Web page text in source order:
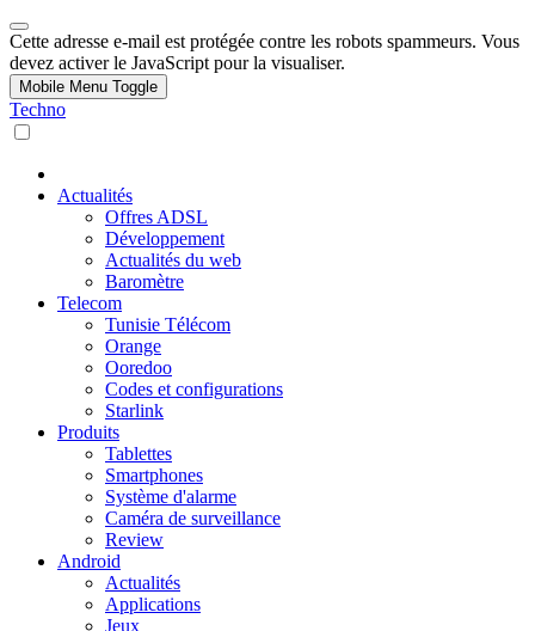
Cette adresse e-mail est protégée contre les robots spammeurs. Vous
devez activer le JavaScript pour la visualiser.
Mobile Menu Toggle
Techno
Actualités
Offres ADSL
Développement
Actualités du web
Baromètre
Telecom
Tunisie Télécom
Orange
Ooredoo
Codes et configurations
Starlink
Produits
Tablettes
Smartphones
Système d'alarme
Caméra de surveillance
Review
Android
Actualités
Applications
Jeux